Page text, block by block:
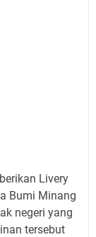
Livery
Bumi Minang
negeri yang
tersebut